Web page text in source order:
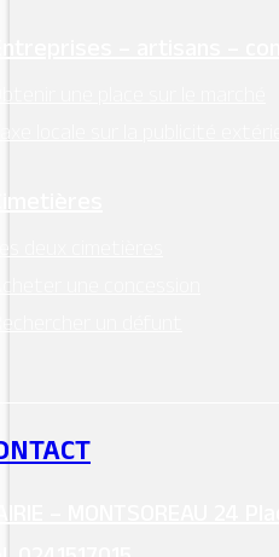
– artisans –
une place sur le marché
locale sur la publicité
deux cimetières
une concession
un défunt
– MONTSOREAU 24